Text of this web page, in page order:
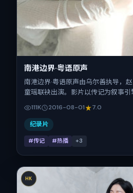
南港边界·粤语原声
南港边界·粤语原声由乌尔善执导，
童瑶联袂出演。影片以传记为叙事引
日于美国首映（暑期档），片长111
腻表演的观众。
111K 2016-08-01 7.0
纪录片
#传记 #热播 +3
HK